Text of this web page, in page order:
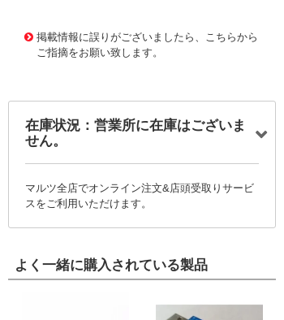
掲載情報に誤りがございましたら、こちらから
ご指摘をお願い致します。
在庫状況：営業所に在庫はございま
せん。
マルツ全店でオンライン注文&店頭受取りサービ
スをご利用いただけます。
よく一緒に購入されている製品